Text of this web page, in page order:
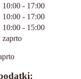
10:00 - 17:00
10:00 - 17:00
10:00 - 15:00
zaprto